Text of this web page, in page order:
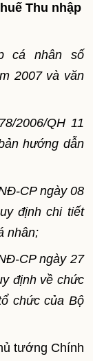
Thu nhập
cá nhân số
2007 và văn
2006/QH 11
hướng dẫn
CP ngày 08
định chi tiết
nhân;
CP ngày 27
định về chức
chức của Bộ
tướng Chính